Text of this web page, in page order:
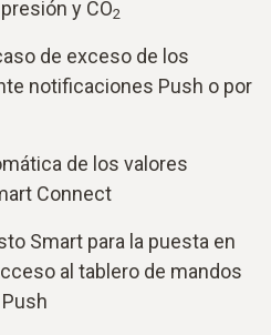
y CO2
de exceso de los
notificaciones Push o por
de los valores
Connect
Smart para la puesta en
al tablero de mandos